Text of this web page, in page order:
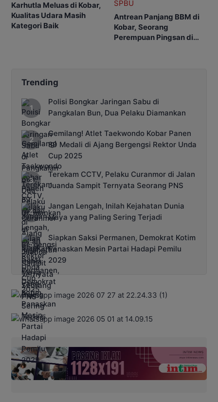
Karhutla Meluas di Kobar,
Kualitas Udara Masih
Kategori Baik
Antrean Panjang BBM di
Kobar, Seorang
Perempuan Pingsan di
Trending
Polisi Bongkar Jaringan Sabu di
Pangkalan Bun, Dua Pelaku Diamankan
Gemilang! Atlet Taekwondo Kobar Panen
89 Medali di Ajang Bergengsi Rektor Unda
Cup 2025
Terekam CCTV, Pelaku Curanmor di Jalan
Juanda Sampit Ternyata Seorang PNS
Jangan Lengah, Inilah Kejahatan Dunia
Maya yang Paling Sering Terjadi
Siapkan Saksi Permanen, Demokrat Kotim
Panaskan Mesin Partai Hadapi Pemilu
2029